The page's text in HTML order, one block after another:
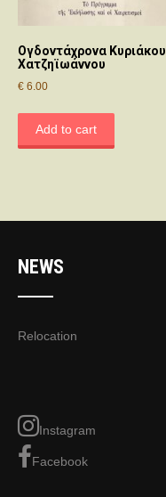
Ογδοντάχρονα Κυριάκου
Χατζηϊωάννου
€ 6.00
Add to cart
NEWS
Relocation
Instagram
Facebook